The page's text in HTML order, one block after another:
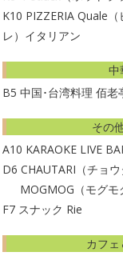
K10 PIZZERIA Quale
レ）イタリアン
中
B5 中国･台湾料理 佰老
その
A10 KARAOKE LIVE
D6 CHAUTARI（チョ
MOGMOG（モグモ
F7 スナック Rie
カフ